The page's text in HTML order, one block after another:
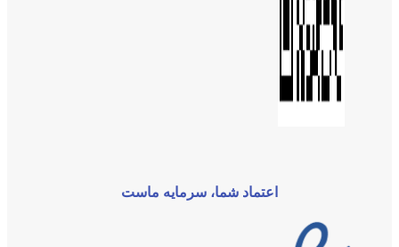
اعتماد شما، سرمایه ماست